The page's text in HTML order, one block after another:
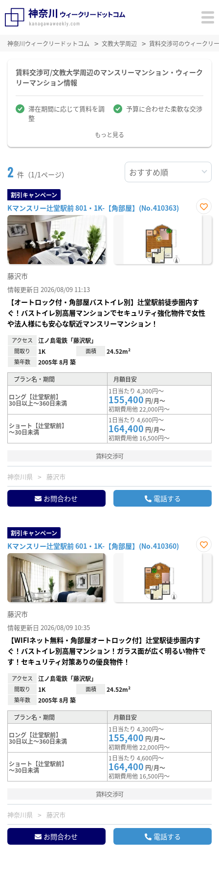
神奈川ウィークリードットコム 文教大学周辺 賃料交渉可のウィークリ
賃料交渉可/文教大学周辺のマンスリーマンション・ウィーク
リーマンション情報
滞在期間に応じて賃料を調
整
予算に合わせた柔軟な交渉
もっと見る
2 件（1/1ページ）
割引キャンペーン
Kマンスリー辻堂駅前 801・1K-【角部屋】(No.410363)
お気
藤沢市
情報更新日 2026/08/09 11:13
【オートロック付・角部屋バストイレ別】辻堂駅前徒歩圏内す
ぐ！バストイレ別高層マンションでセキュリティ強化物件で女性
や法人様にも安心な駅近マンスリーマンション！
アクセス 江ノ島電鉄「藤沢駅」
間取り 1K 面積 24.52m²
築年数 2005年 8月 築
プラン名・期間 月額目安
ロング【辻堂駅前】
30日以上～360日未満
1日当たり 4,300円～
155,400 円/月～
初期費用他 22,000円～
ショート【辻堂駅前】
～30日未満
1日当たり 4,600円～
164,400 円/月～
初期費用他 16,500円～
賃料交渉可
神奈川県 藤沢市
お問合わせ 電話する
割引キャンペーン
Kマンスリー辻堂駅前 601・1K-【角部屋】(No.410360)
お気
藤沢市
情報更新日 2026/08/09 10:35
【WIFIネット無料・角部屋オートロック付】辻堂駅徒歩圏内す
ぐ！バストイレ別高層マンション！ガラス面が広く明るい物件で
す！セキュリティ対策ありの優良物件！
アクセス 江ノ島電鉄「藤沢駅」
間取り 1K 面積 24.52m²
築年数 2005年 8月 築
プラン名・期間 月額目安
ロング【辻堂駅前】
30日以上～360日未満
1日当たり 4,300円～
155,400 円/月～
初期費用他 22,000円～
ショート【辻堂駅前】
～30日未満
1日当たり 4,600円～
164,400 円/月～
初期費用他 16,500円～
賃料交渉可
神奈川県 藤沢市
お問合わせ 電話する